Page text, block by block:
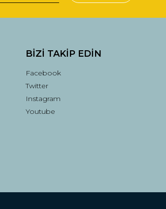
BİZİ TAKİP EDİN
Facebook
Twitter
Instagram
Youtube